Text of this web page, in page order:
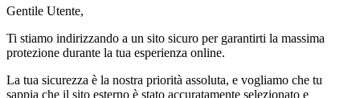
Gentile Utente,
Ti stiamo indirizzando a un sito sicuro per garantirti la massima
protezione durante la tua esperienza online.
La tua sicurezza è la nostra priorità assoluta, e vogliamo che tu
sappia che il sito esterno è stato accuratamente selezionato e